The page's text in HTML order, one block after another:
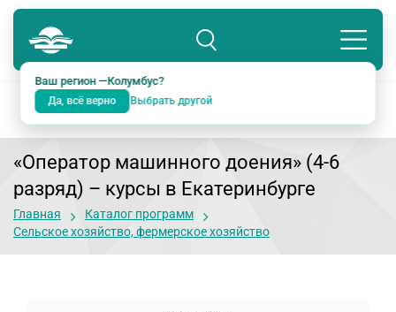
Колумбус
Подразделение: Екатеринбург
Ваш регион —Колумбус?
Да, всё верно Выбрать другой
8 800 234-18-38
«Оператор машинного доения» (4-6
разряд) – курсы в Екатеринбурге
Главная
Каталог программ
Сельское хозяйство, фермерское хозяйство